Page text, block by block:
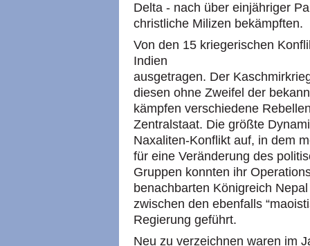
Delta - nach über einjähriger
christliche Milizen bekämpften.
Von den 15 kriegerischen
Indien
ausgetragen. Der
diesen ohne Zweifel der
kämpfen verschiedene
Zentralstaat. Die größte
Naxaliten-Konflikt auf, in dem
für eine Veränderung des
Gruppen konnten ihr
benachbarten Königreich
zwischen den ebenfalls
Regierung geführt.
Neu zu verzeichnen waren im